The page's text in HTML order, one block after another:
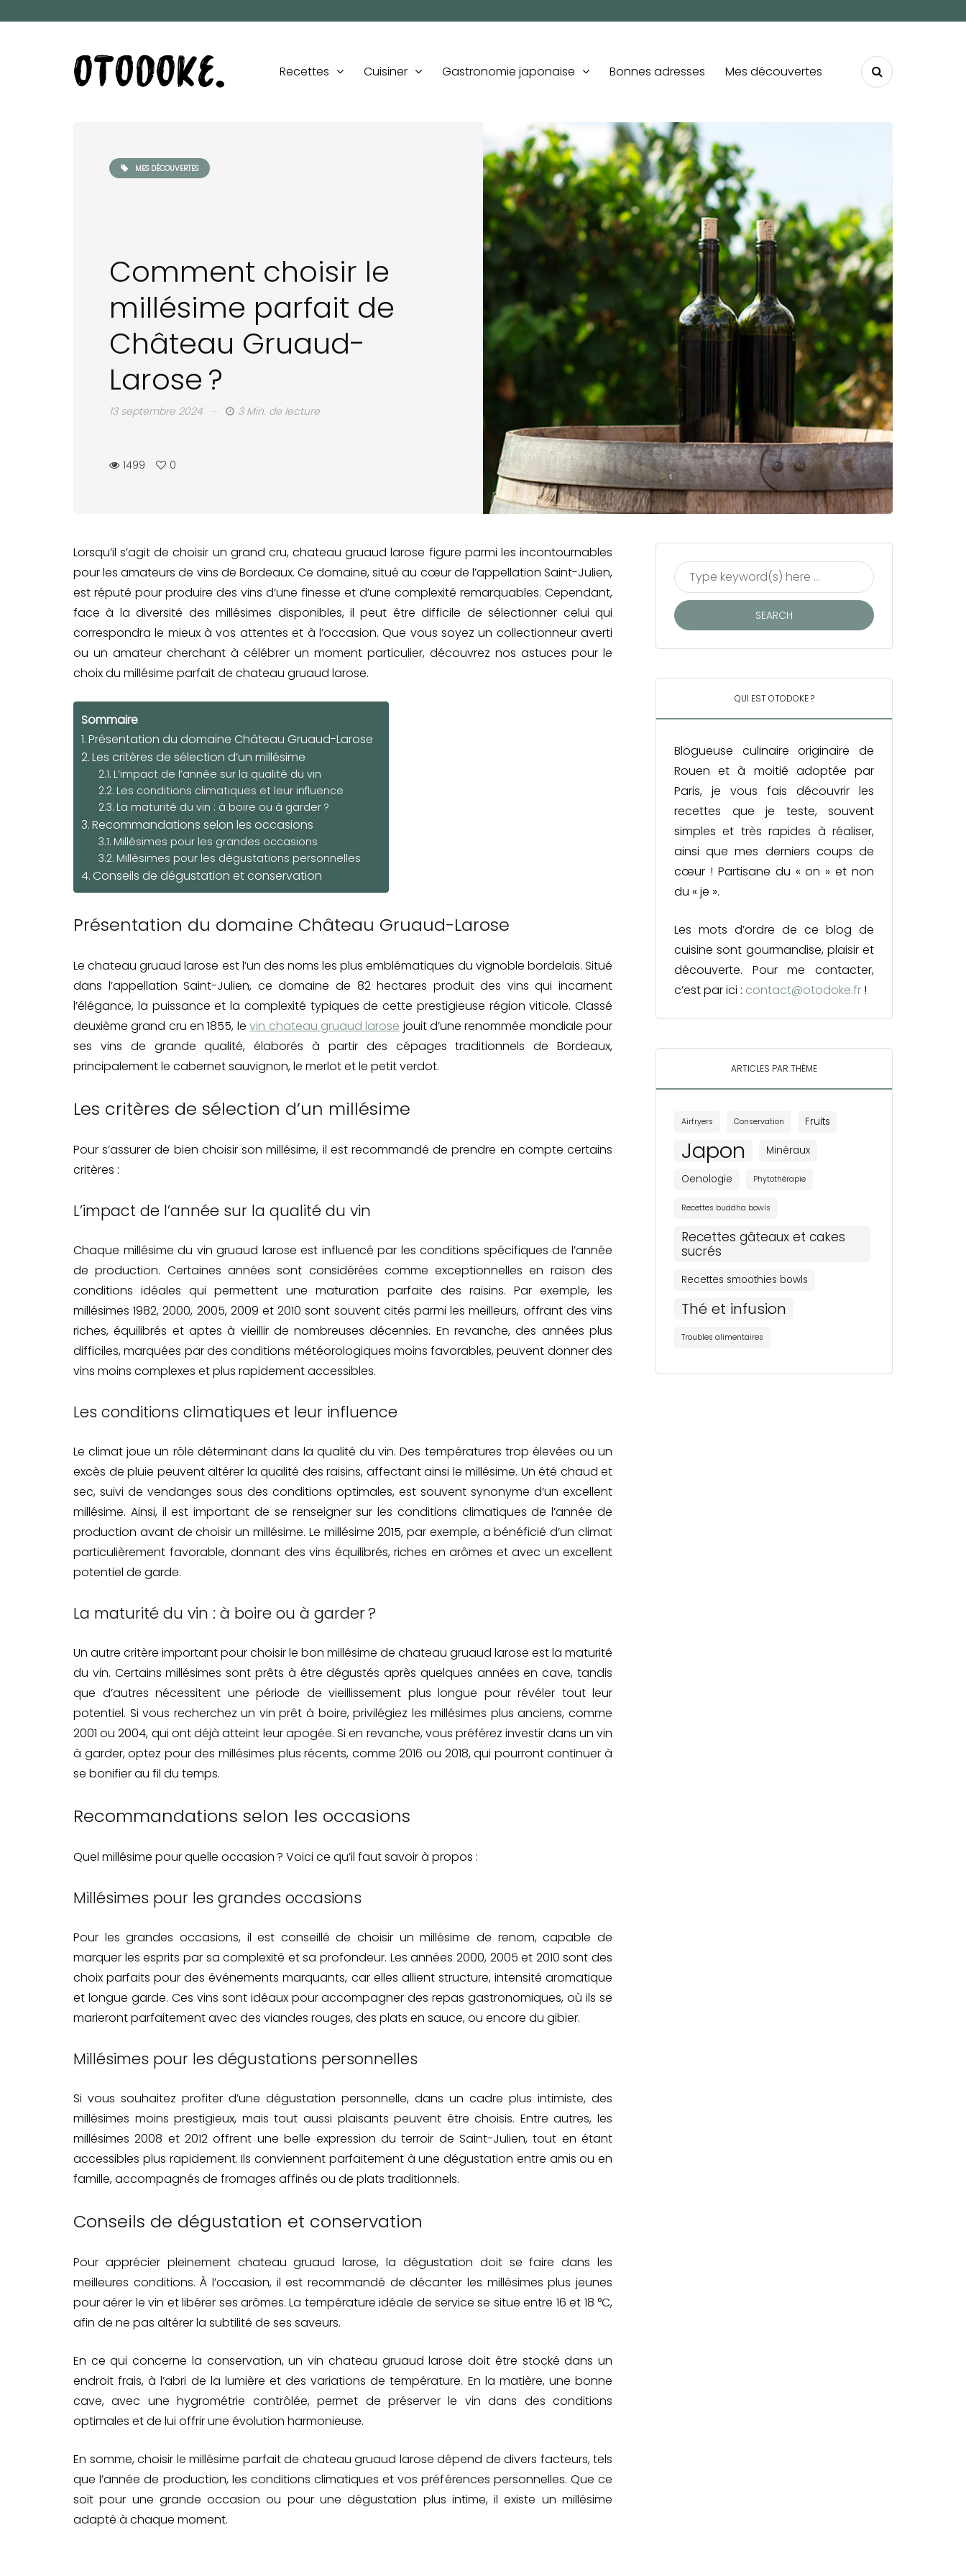
Recettes Cuisiner Gastronomie japonaise Bonnes adresses Mes découvertes
MES DÉCOUVERTES
Comment choisir le
millésime parfait de
Château Gruaud-
Larose ?
13 septembre 2024 3 Min. de lecture
1499 0
Lorsqu’il s’agit de choisir un grand cru, chateau gruaud larose figure parmi les incontournables
pour les amateurs de vins de Bordeaux. Ce domaine, situé au cœur de l’appellation Saint-Julien,
est réputé pour produire des vins d’une finesse et d’une complexité remarquables. Cependant,
face à la diversité des millésimes disponibles, il peut être difficile de sélectionner celui qui
correspondra le mieux à vos attentes et à l’occasion. Que vous soyez un collectionneur averti
ou un amateur cherchant à célébrer un moment particulier, découvrez nos astuces pour le
choix du millésime parfait de chateau gruaud larose.
Sommaire
Présentation du domaine Château Gruaud-Larose
Les critères de sélection d’un millésime
L’impact de l’année sur la qualité du vin
Les conditions climatiques et leur influence
La maturité du vin : à boire ou à garder ?
Recommandations selon les occasions
Millésimes pour les grandes occasions
Millésimes pour les dégustations personnelles
Conseils de dégustation et conservation
Présentation du domaine Château Gruaud-Larose
Le chateau gruaud larose est l’un des noms les plus emblématiques du vignoble bordelais. Situé
dans l’appellation Saint-Julien, ce domaine de 82 hectares produit des vins qui incarnent
l’élégance, la puissance et la complexité typiques de cette prestigieuse région viticole. Classé
deuxième grand cru en 1855, levin chateau gruaud larose jouit d’une renommée mondiale pour
ses vins de grande qualité, élaborés à partir des cépages traditionnels de Bordeaux,
principalement le cabernet sauvignon, le merlot et le petit verdot.
Les critères de sélection d’un millésime
Pour s’assurer de bien choisir son millésime, il est recommandé de prendre en compte certains
critères :
L’impact de l’année sur la qualité du vin
Chaque millésime du vin gruaud larose est influencé par les conditions spécifiques de l’année
de production. Certaines années sont considérées comme exceptionnelles en raison des
conditions idéales qui permettent une maturation parfaite des raisins. Par exemple, les
millésimes 1982, 2000, 2005, 2009 et 2010 sont souvent cités parmi les meilleurs, offrant des vins
riches, équilibrés et aptes à vieillir de nombreuses décennies. En revanche, des années plus
difficiles, marquées par des conditions météorologiques moins favorables, peuvent donner des
vins moins complexes et plus rapidement accessibles.
Les conditions climatiques et leur influence
Le climat joue un rôle déterminant dans la qualité du vin. Des températures trop élevées ou un
excès de pluie peuvent altérer la qualité des raisins, affectant ainsi le millésime. Un été chaud et
sec, suivi de vendanges sous des conditions optimales, est souvent synonyme d’un excellent
millésime. Ainsi, il est important de se renseigner sur les conditions climatiques de l’année de
production avant de choisir un millésime. Le millésime 2015, par exemple, a bénéficié d’un climat
particulièrement favorable, donnant des vins équilibrés, riches en arômes et avec un excellent
potentiel de garde.
La maturité du vin : à boire ou à garder ?
Un autre critère important pour choisir le bon millésime de chateau gruaud larose est la maturité
du vin. Certains millésimes sont prêts à être dégustés après quelques années en cave, tandis
que d’autres nécessitent une période de vieillissement plus longue pour révéler tout leur
potentiel. Si vous recherchez un vin prêt à boire, privilégiez les millésimes plus anciens, comme
2001 ou 2004, qui ont déjà atteint leur apogée. Si en revanche, vous préférez investir dans un vin
à garder, optez pour des millésimes plus récents, comme 2016 ou 2018, qui pourront continuer à
se bonifier au fil du temps.
Recommandations selon les occasions
Quel millésime pour quelle occasion ? Voici ce qu’il faut savoir à propos :
Millésimes pour les grandes occasions
Pour les grandes occasions, il est conseillé de choisir un millésime de renom, capable de
marquer les esprits par sa complexité et sa profondeur. Les années 2000, 2005 et 2010 sont des
choix parfaits pour des événements marquants, car elles allient structure, intensité aromatique
et longue garde. Ces vins sont idéaux pour accompagner des repas gastronomiques, où ils se
marieront parfaitement avec des viandes rouges, des plats en sauce, ou encore du gibier.
Millésimes pour les dégustations personnelles
Si vous souhaitez profiter d’une dégustation personnelle, dans un cadre plus intimiste, des
millésimes moins prestigieux, mais tout aussi plaisants peuvent être choisis. Entre autres, les
millésimes 2008 et 2012 offrent une belle expression du terroir de Saint-Julien, tout en étant
accessibles plus rapidement. Ils conviennent parfaitement à une dégustation entre amis ou en
famille, accompagnés de fromages affinés ou de plats traditionnels.
Conseils de dégustation et conservation
Pour apprécier pleinement chateau gruaud larose, la dégustation doit se faire dans les
meilleures conditions. À l’occasion, il est recommandé de décanter les millésimes plus jeunes
pour aérer le vin et libérer ses arômes. La température idéale de service se situe entre 16 et 18 °C,
afin de ne pas altérer la subtilité de ses saveurs.
En ce qui concerne la conservation, un vin chateau gruaud larose doit être stocké dans un
endroit frais, à l’abri de la lumière et des variations de température. En la matière, une bonne
cave, avec une hygrométrie contrôlée, permet de préserver le vin dans des conditions
optimales et de lui offrir une évolution harmonieuse.
En somme, choisir le millésime parfait de chateau gruaud larose dépend de divers facteurs, tels
que l’année de production, les conditions climatiques et vos préférences personnelles. Que ce
soit pour une grande occasion ou pour une dégustation plus intime, il existe un millésime
adapté à chaque moment.
QUI EST OTODOKE ?
Blogueuse culinaire originaire de
Rouen et à moitié adoptée par
Paris, je vous fais découvrir les
recettes que je teste, souvent
simples et très rapides à réaliser,
ainsi que mes derniers coups de
cœur ! Partisane du « on » et non
du « je ».
Les mots d’ordre de ce blog de
cuisine sont gourmandise, plaisir et
découverte. Pour me contacter,
c’est par ici : contact@otodoke.fr !
ARTICLES PAR THÈME
Airfryers Conservation Fruits
Japon Minéraux
Oenologie Phytothérapie
Recettes buddha bowls
Recettes gâteaux et cakes
sucrés
Recettes smoothies bowls
Thé et infusion
Troubles alimentaires